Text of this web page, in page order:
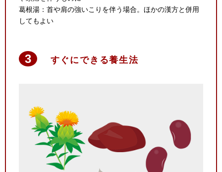
葛根湯：首や肩の強いこりを伴う場合。ほかの漢方と併用
してもよい
すぐにできる養生法